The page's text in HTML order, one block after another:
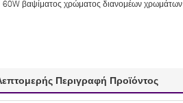
60W βαψίματος χρώματος διανομέων χρωμάτων
Περιγραφή Προϊόντος